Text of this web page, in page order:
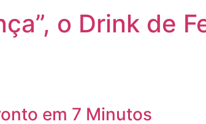
o Drink de
em 7 Minutos